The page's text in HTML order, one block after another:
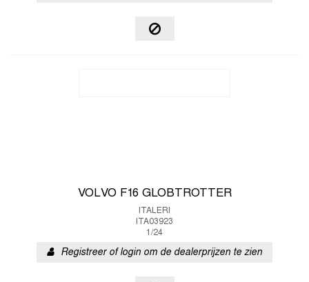
VOLVO F16 GLOBTROTTER
ITALERI
ITA03923
1/24
Registreer of login om de dealerprijzen te zien